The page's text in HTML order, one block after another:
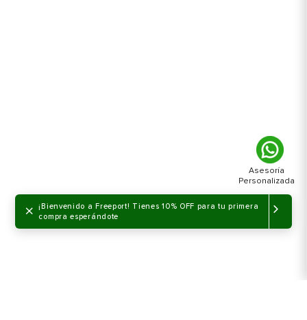
×
¡Bienvenido a Freeport! Tienes 10% OFF para tu primera
compra esperándote